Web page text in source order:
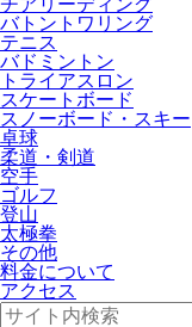
チアリーディング
バトントワリング
テニス
バドミントン
トライアスロン
スケートボード
スノーボード・スキー
卓球
柔道・剣道
空手
ゴルフ
登山
太極拳
その他
料金について
アクセス